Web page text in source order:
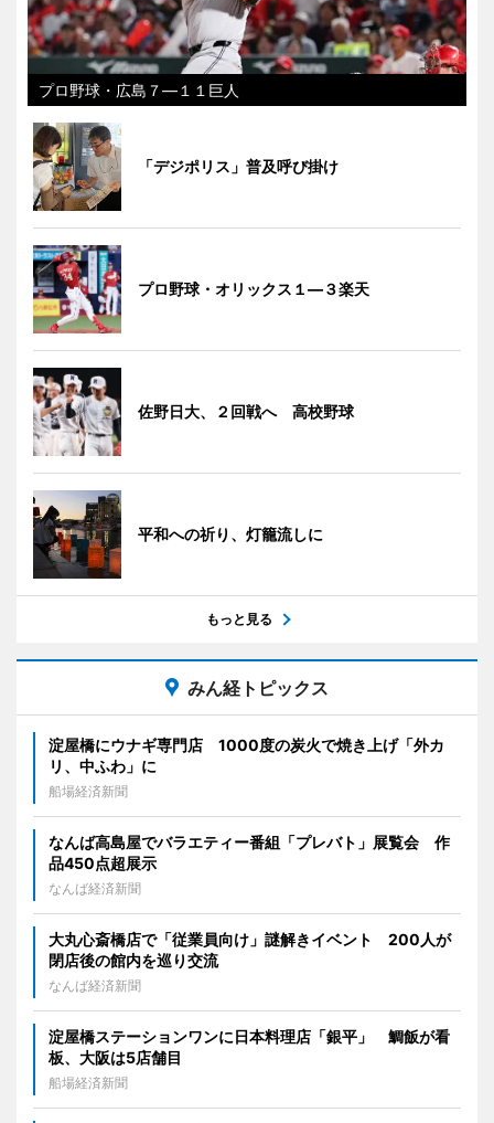
プロ野球・広島７―１１巨人
「デジポリス」普及呼び掛け
プロ野球・オリックス１―３楽天
佐野日大、２回戦へ 高校野球
平和への祈り、灯籠流しに
もっと見る
みん経トピックス
淀屋橋にウナギ専門店 1000度の炭火で焼き上げ「外カ
リ、中ふわ」に
船場経済新聞
なんば高島屋でバラエティー番組「プレバト」展覧会 作
品450点超展示
なんば経済新聞
大丸心斎橋店で「従業員向け」謎解きイベント 200人が
閉店後の館内を巡り交流
なんば経済新聞
淀屋橋ステーションワンに日本料理店「銀平」 鯛飯が看
板、大阪は5店舗目
船場経済新聞